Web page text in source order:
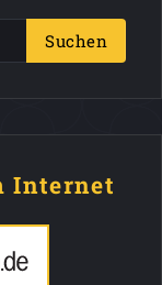
Suchen
Internet